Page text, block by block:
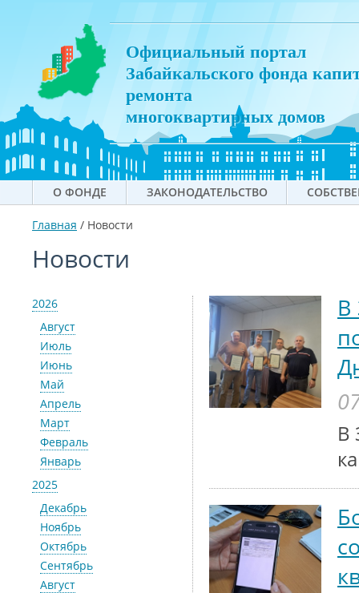
Официальный портал
Забайкальского фонда
ремонта
многоквартирных домов
О ФОНДЕ ЗАКОНОДАТЕЛЬСТВО
Главная / Новости
Новости
2026
Август
Июль
Июнь
Май
Апрель
Март
Февраль
Январь
2025
Декабрь
Ноябрь
Октябрь
Сентябрь
Август
В
В